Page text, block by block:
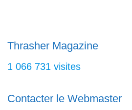
Thrasher Magazine
1 066 731 visites
Contacter le Webmaster